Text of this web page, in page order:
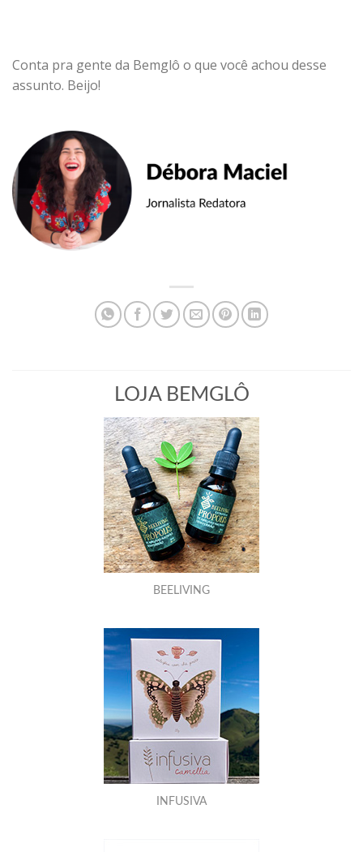
Conta pra gente da Bemglô o que você achou desse
assunto. Beijo!
LOJA BEMGLÔ
BEELIVING
INFUSIVA